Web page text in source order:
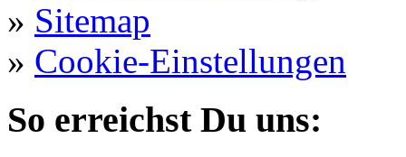
» Sitemap
» Cookie-Einstellungen
So erreichst Du uns: